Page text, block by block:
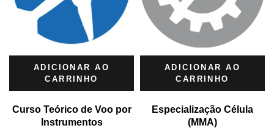
ADICIONAR AO
CARRINHO
Curso Teórico de Voo por
Instrumentos
ADICIONAR AO
CARRINHO
Especialização Célula
(MMA)